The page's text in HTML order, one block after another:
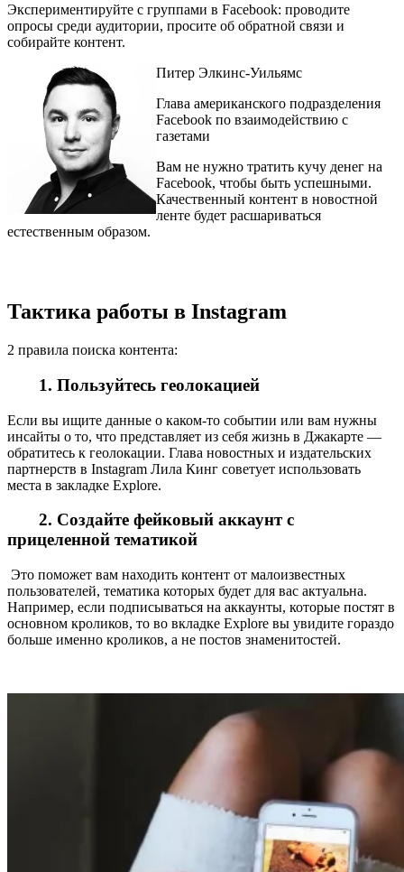
Экспериментируйте с группами в Facebook: проводите
опросы среди аудитории, просите об обратной связи и
собирайте контент.
Питер Элкинс-Уильямс
Глава американского подразделения
Facebook по взаимодействию с
газетами
Вам не нужно тратить кучу денег на
Facebook, чтобы быть успешными.
Качественный контент в новостной
ленте будет расшариваться
естественным образом.
Тактика работы в Instagram
2 правила поиска контента:
1. Пользуйтесь геолокацией
Если вы ищите данные о каком-то событии или вам нужны
инсайты о то, что представляет из себя жизнь в Джакарте —
обратитесь к геолокации. Глава новостных и издательских
партнерств в Instagram Лила Кинг советует использовать
места в закладке Explore.
2. Создайте фейковый аккаунт с
прицеленной тематикой
Это поможет вам находить контент от малоизвестных
пользователей, тематика которых будет для вас актуальна.
Например, если подписываться на аккаунты, которые постят в
основном кроликов, то во вкладке Explore вы увидите гораздо
больше именно кроликов, а не постов знаменитостей.